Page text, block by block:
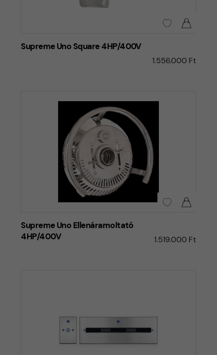
Supreme Uno Square 4HP/400V
1.556.000 Ft
Supreme Uno Ellenáramoltató
4HP/400V
1.519.000 Ft